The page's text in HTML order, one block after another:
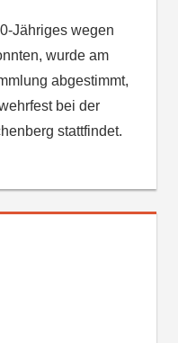
Jähriges wegen
wurde am
abgestimmt,
bei der
stattfindet.